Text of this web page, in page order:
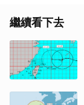
繼續看下去